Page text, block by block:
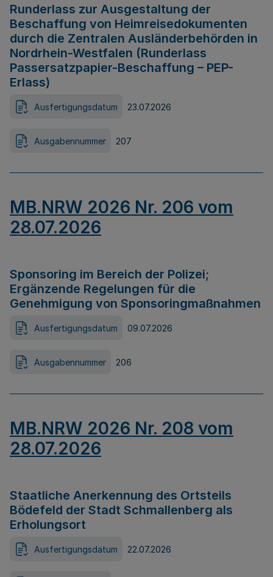
Runderlass zur Ausgestaltung der
Beschaffung von Heimreisedokumenten
durch die Zentralen Ausländerbehörden in
Nordrhein-Westfalen (Runderlass
Passersatzpapier-Beschaffung – PEP-
Erlass)
Ausfertigungsdatum 23.07.2026
Ausgabennummer 207
MB.NRW 2026 Nr. 206 vom
28.07.2026
Sponsoring im Bereich der Polizei;
Ergänzende Regelungen für die
Genehmigung von Sponsoringmaßnahmen
Ausfertigungsdatum 09.07.2026
Ausgabennummer 206
MB.NRW 2026 Nr. 208 vom
28.07.2026
Staatliche Anerkennung des Ortsteils
Bödefeld der Stadt Schmallenberg als
Erholungsort
Ausfertigungsdatum 22.07.2026